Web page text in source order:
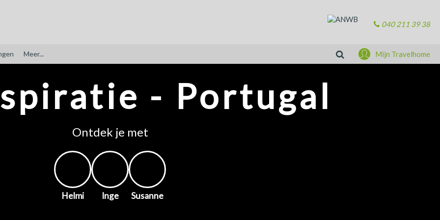
040 211 39 38
Meer... Zoeken Mijn Travelhome
- Portugal
Ontdek je met
Helmi Inge Susanne